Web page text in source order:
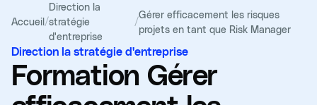
Accueil/
Direction la
stratégie
d'entreprise
/
Gérer efficacement les risques
projets en tant que Risk Manager
Direction la stratégie d'entreprise
Formation Gérer